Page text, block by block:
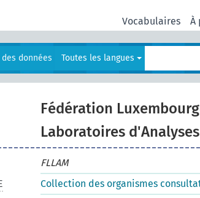
Vocabulaires À
des données Toutes les langues
Fédération
Laboratoires
FLLAM
Collection des organismes